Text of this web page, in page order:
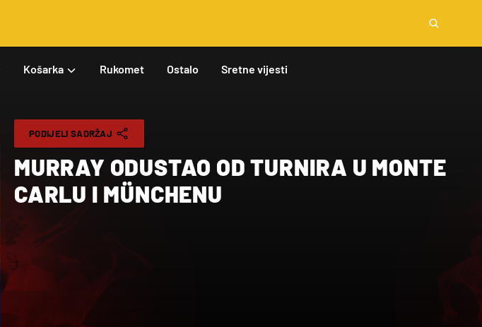
Košarka Rukomet Ostalo Sretne vijesti
PODIJELI SADRŽAJ
MURRAY ODUSTAO OD TURNIRA U MONTE
CARLU I MÜNCHENU